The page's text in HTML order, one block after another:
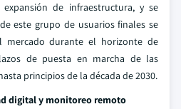
de infraestructura, y se
este grupo de usuarios finales se
mercado durante el horizonte de
de puesta en marcha de las
principios de la década de 2030.
digital y monitoreo remoto